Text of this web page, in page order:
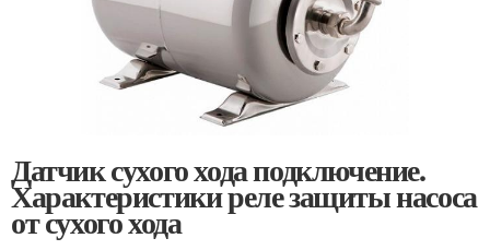
Датчик сухого хода подключение.
Характеристики реле защиты насоса
от сухого хода